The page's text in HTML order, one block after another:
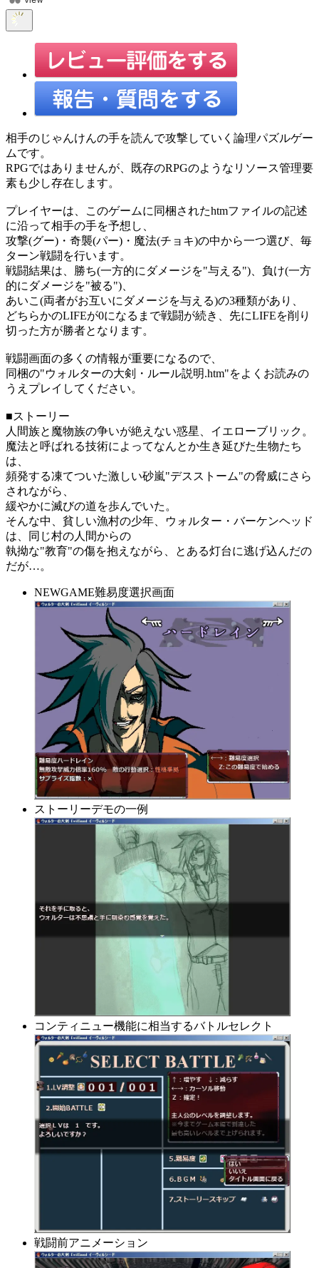
相手のじゃんけんの手を読んで攻撃していく論理パズルゲー
ムです。
RPGではありませんが、既存のRPGのようなリソース管理要
素も少し存在します。
プレイヤーは、このゲームに同梱されたhtmファイルの記述
に沿って相手の手を予想し、
攻撃(グー)・奇襲(パー)・魔法(チョキ)の中から一つ選び、毎
ターン戦闘を行います。
戦闘結果は、勝ち(一方的にダメージを"与える")、負け(一方
的にダメージを"被る")、
あいこ(両者がお互いにダメージを与える)の3種類があり、
どちらかのLIFEが0になるまで戦闘が続き、先にLIFEを削り
切った方が勝者となります。
戦闘画面の多くの情報が重要になるので、
同梱の"ウォルターの大剣・ルール説明.htm"をよくお読みの
うえプレイしてください。
■ストーリー
人間族と魔物族の争いが絶えない惑星、イエローブリック。
魔法と呼ばれる技術によってなんとか生き延びた生物たち
は、
頻発する凍てついた激しい砂嵐"デスストーム"の脅威にさら
されながら、
緩やかに滅びの道を歩んでいた。
そんな中、貧しい漁村の少年、ウォルター・バーケンヘッド
は、同じ村の人間からの
執拗な"教育"の傷を抱えながら、とある灯台に逃げ込んだの
だが…。
NEWGAME難易度選択画面
ストーリーデモの一例
コンティニュー機能に相当するバトルセレクト
戦闘前アニメーション